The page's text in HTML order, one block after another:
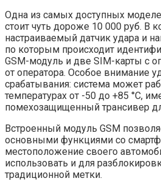
Одна из самых доступных
стоит чуть дороже 10 000 руб. В
настраиваемый датчик удара и
по которым происходит
GSM-модуль и две SIM-карты с
от оператора. Особое внимание
срабатывания: система может
температурах от -50 до +85 °С,
помехозащищенный трансивер
Встроенный модуль GSM
основными функциями со
местоположение своего
использовать и для
традиционной метки.